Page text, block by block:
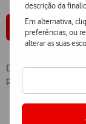
descrição da
Em alternativa,
preferências, ou
alterar as suas
Destina-se a
para uma Economia